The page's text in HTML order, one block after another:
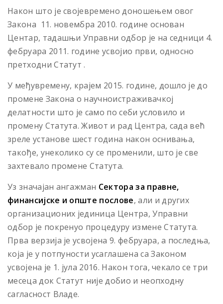
Након што је својевремено доношењем овог
Закона 11. новембра 2010. године основан
Центар, тадашњи Управни одбор је на седници 4.
фебруара 2011. године усвојио први, односно
претходни Статут .
У међувремену, крајем 2015. године, дошло је до
промене Закона о научноистраживачкој
делатности што је само по себи условило и
промену Статута. Живот и рад Центра, сада већ
зреле установе шест година након оснивања,
такође, унеколико су се променили, што је све
захтевало промене Статута.
Уз значајан ангажман Сектора за правне,
финансијске и опште послове, али и других
организационих јединица Центра, Управни
одбор је покренуо процедуру измене Статута.
Прва верзија је усвојена 9. фебруара, а последња,
која је у потпуности усаглашена са Законом
усвојена је 1. јула 2016. Након тога, чекало се три
месеца док Статут није добио и неопходну
сагласност Владе.